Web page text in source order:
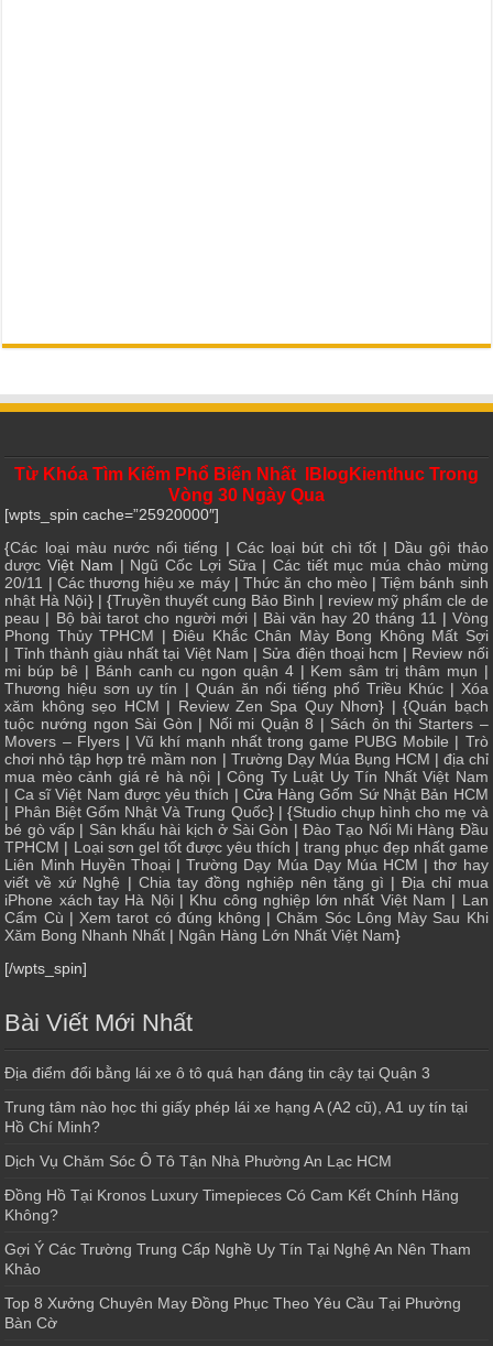
Từ Khóa Tìm Kiếm Phổ Biến Nhất IBlogKienthuc Trong
Vòng 30 Ngày Qua
[wpts_spin cache=”25920000″]
{Các loại màu nước nổi tiếng | Các loại bút chì tốt| Dầu gội thảo
dược Việt Nam | Ngũ Cốc Lợi Sữa | Các tiết mục múa chào mừng
20/11 | Các thương hiệu xe máy|Thức ăn cho mèo|Tiệm bánh sinh
nhật Hà Nội} | {Truyền thuyết cung Bảo Bình | review mỹ phẩm cle de
peau | Bộ bài tarot cho người mới| Bài văn hay 20 tháng 11 | Vòng
Phong Thủy TPHCM |Điêu Khắc Chân Mày Bong Không Mất Sợi
| Tỉnh thành giàu nhất tại Việt Nam | Sửa điện thoại hcm | Review nối
mi búp bê | Bánh canh cu ngon quận 4| Kem sâm trị thâm mụn |
Thương hiệu sơn uy tín | Quán ăn nổi tiếng phố Triều Khúc| Xóa
xăm không sẹo HCM | Review Zen Spa Quy Nhơn} | {Quán bạch
tuộc nướng ngon Sài Gòn | Nối mi Quận 8 | Sách ôn thi Starters –
Movers – Flyers| Vũ khí mạnh nhất trong game PUBG Mobile | Trò
chơi nhỏ tập hợp trẻ mầm non | Trường Dạy Múa Bụng HCM | địa chỉ
mua mèo cảnh giá rẻ hà nội |Công Ty Luật Uy Tín Nhất Việt Nam
| Ca sĩ Việt Nam được yêu thích | Cửa Hàng Gốm Sứ Nhật Bản HCM
| Phân Biệt Gốm Nhật Và Trung Quốc} | {Studio chụp hình cho mẹ và
bé gò vấp | Sân khấu hài kịch ở Sài Gòn |Đào Tạo Nối Mi Hàng Đầu
TPHCM | Loại sơn gel tốt được yêu thích | trang phục đẹp nhất game
Liên Minh Huyền Thoại|Trường Dạy Múa Dạy Múa HCM |thơ hay
viết về xứ Nghệ | Chia tay đồng nghiệp nên tặng gì | Địa chỉ mua
iPhone xách tay Hà Nội| Khu công nghiệp lớn nhất Việt Nam | Lan
Cẩm Cù | Xem tarot có đúng không |Chăm Sóc Lông Mày Sau Khi
Xăm Bong Nhanh Nhất | Ngân Hàng Lớn Nhất Việt Nam}
[/wpts_spin]
Bài Viết Mới Nhất
Địa điểm đổi bằng lái xe ô tô quá hạn đáng tin cậy tại Quận 3
Trung tâm nào học thi giấy phép lái xe hạng A (A2 cũ), A1 uy tín tại
Hồ Chí Minh?
Dịch Vụ Chăm Sóc Ô Tô Tận Nhà Phường An Lạc HCM
Đồng Hồ Tại Kronos Luxury Timepieces Có Cam Kết Chính Hãng
Không?
Gợi Ý Các Trường Trung Cấp Nghề Uy Tín Tại Nghệ An Nên Tham
Khảo
Top 8 Xưởng Chuyên May Đồng Phục Theo Yêu Cầu Tại Phường
Bàn Cờ